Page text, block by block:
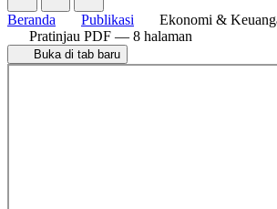
Beranda Publikasi
Ekonomi &
Pratinjau PDF — 8 halaman
Buka di tab baru